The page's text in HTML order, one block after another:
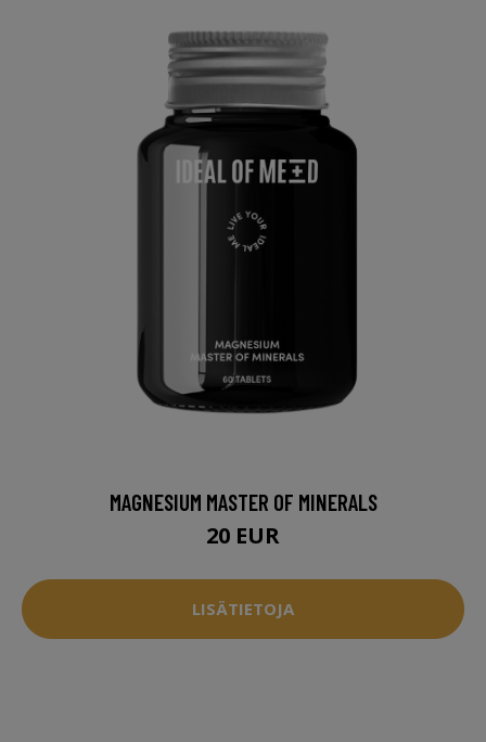
MAGNESIUM MASTER OF MINERALS
20 EUR
LISÄTIETOJA